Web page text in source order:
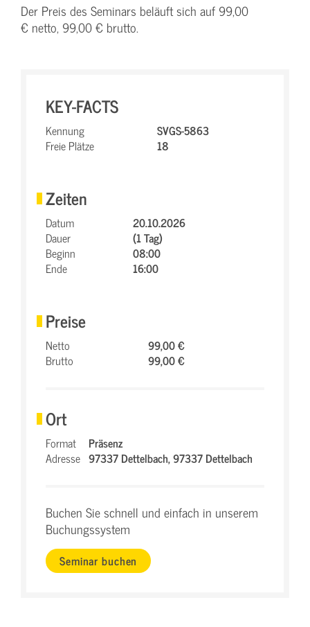
Der Preis des Seminars beläuft sich auf 99,00
€ netto, 99,00 € brutto.
KEY-FACTS
Kennung
SVGS-5863
Freie Plätze
18
Zeiten
Datum
20.10.2026
Dauer
(1 Tag)
Beginn
08:00
Ende
16:00
Preise
Netto
99,00 €
Brutto
99,00 €
Ort
Format
Präsenz
Adresse 97337 Dettelbach,97337 Dettelbach
Buchen Sie schnell und einfach in unserem
Buchungssystem
Seminar buchen